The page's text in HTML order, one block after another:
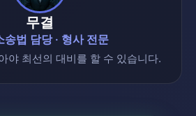
무결
송법 담당 · 형사 전문
야 최선의 대비를 할 수 있습니다.